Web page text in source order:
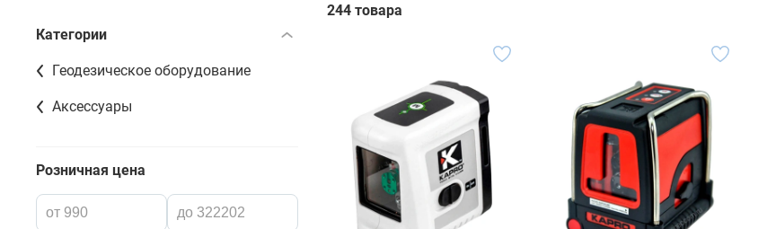
Категории
Геодезическое оборудование
Аксессуары
Розничная цена
244 товара